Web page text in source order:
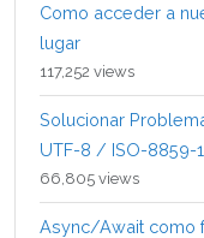
Como acceder a
lugar
117,252 views
Solucionar
UTF-8 / ISO-8859-
66,805 views
Async/Await como